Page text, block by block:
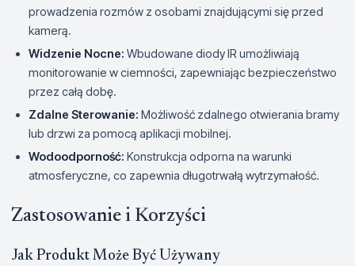
prowadzenia rozmów z osobami znajdującymi się przed
kamerą.
Widzenie Nocne: Wbudowane diody IR umożliwiają
monitorowanie w ciemności, zapewniając bezpieczeństwo
przez całą dobę.
Zdalne Sterowanie: Możliwość zdalnego otwierania bramy
lub drzwi za pomocą aplikacji mobilnej.
Wodoodporność: Konstrukcja odporna na warunki
atmosferyczne, co zapewnia długotrwałą wytrzymałość.
Zastosowanie i Korzyści
Jak Produkt Może Być Używany